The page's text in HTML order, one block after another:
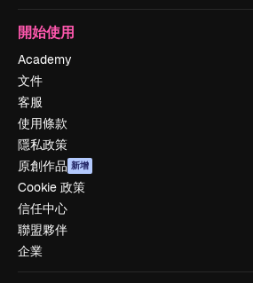
開始使用
Academy
文件
客服
使用條款
隱私政策
原創作品 新增
Cookie 政策
信任中心
聯盟夥伴
企業